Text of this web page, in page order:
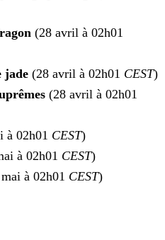
(28 avril à 02h01
jade (28 avril à 02h01 CEST)
(28 avril à 02h01
à 02h01 CEST)
à 02h01 CEST)
à 02h01 CEST)